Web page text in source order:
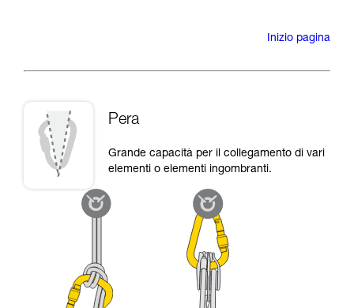
Inizio pagina
Pera
Grande capacità per il collegamento di vari
elementi o elementi ingombranti.